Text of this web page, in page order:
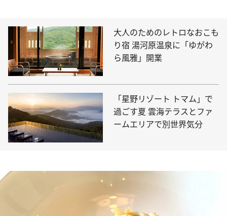
大人のためのレトロなおこも
り宿 湯河原温泉に「ゆがわ
ら風雅」開業
「星野リゾート トマム」で
過ごす夏 雲海テラスとファ
ームエリアで別世界気分